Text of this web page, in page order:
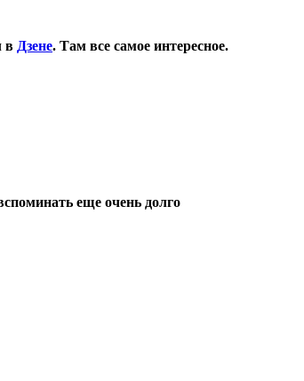
в Дзене. Там все самое интересное.
еще очень долго